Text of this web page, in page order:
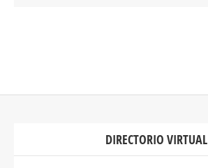
DIRECTORIO VIRTUAL